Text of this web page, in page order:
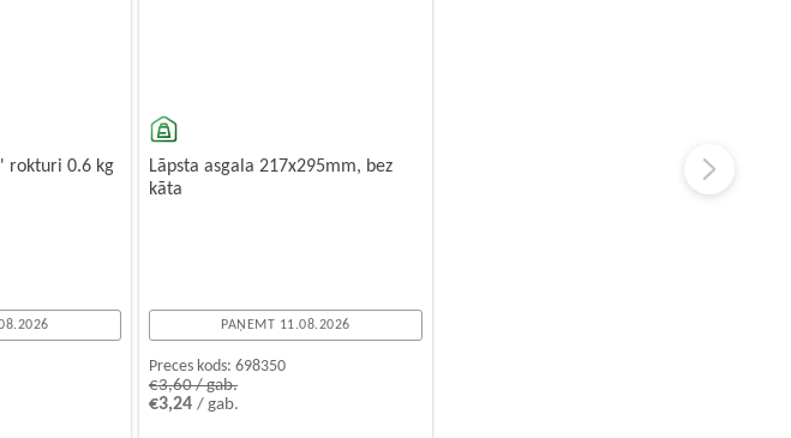
rokturi 0.6 kg
Lāpsta asgala 217x295mm, bez
kāta
PAŅEMT 11.08.2026
Preces kods: 698350
€3,60 / gab.
€3,24 / gab.